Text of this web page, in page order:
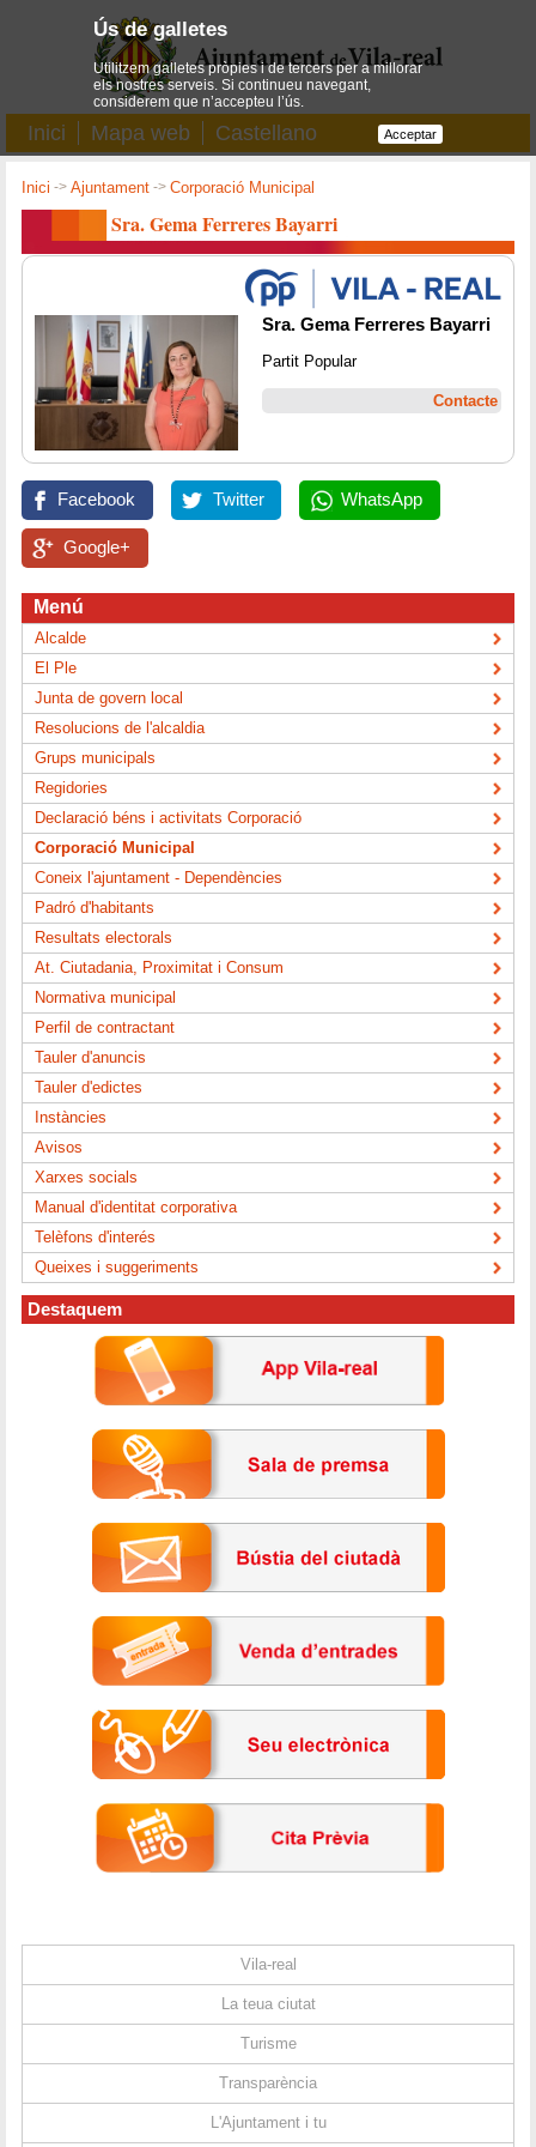
Inici Mapa web Castellano
Inici ->Ajuntament ->Corporació Municipal
Sra. Gema Ferreres Bayarri
Sra. Gema Ferreres Bayarri
Partit Popular
Contacte
Facebook Twitter WhatsApp
Google+
Menú
Alcalde
El Ple
Junta de govern local
Resolucions de l'alcaldia
Grups municipals
Regidories
Declaració béns i activitats Corporació
Corporació Municipal
Coneix l'ajuntament - Dependències
Padró d'habitants
Resultats electorals
At. Ciutadania, Proximitat i Consum
Normativa municipal
Perfil de contractant
Tauler d'anuncis
Tauler d'edictes
Instàncies
Avisos
Xarxes socials
Manual d'identitat corporativa
Telèfons d'interés
Queixes i suggeriments
Destaquem
Vila-real
La teua ciutat
Turisme
Transparència
L'Ajuntament i tu
Ús de galletes
Utilitzem galletes pròpies i de tercers per a millorar
els nostres serveis. Si continueu navegant,
considerem que n’accepteu l’ús.
Acceptar